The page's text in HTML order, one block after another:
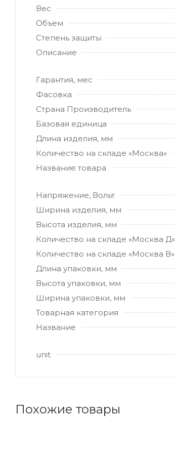
Вес
Объем
Степень защиты
Описание
Гарантия, мес
Фасовка
Страна Производитель
Базовая единица
Длина изделия, мм
Количество на складе «Москва»
Название товара
Напряжение, Вольт
Ширина изделия, мм
Высота изделия, мм
Количество на складе «Москва Д»
Количество на складе «Москва В»
Длина упаковки, мм
Высота упаковки, мм
Ширина упаковки, мм
Товарная категория
Название
unit
Похожие товары